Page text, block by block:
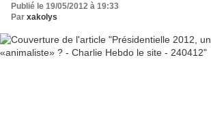
Publié le 19/05/2012 à 19:33
Par xakolys